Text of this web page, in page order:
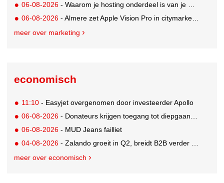
06-08-2026 - Waarom je hosting onderdeel is van je merkstrategie
06-08-2026 - Almere zet Apple Vision Pro in citymarketing
meer over marketing
economisch
11:10 - Easyjet overgenomen door investeerder Apollo
06-08-2026 - Donateurs krijgen toegang tot diepgaandere informatie over goede doelen
06-08-2026 - MUD Jeans failliet
04-08-2026 - Zalando groeit in Q2, breidt B2B verder uit en innoveert met AI
meer over economisch